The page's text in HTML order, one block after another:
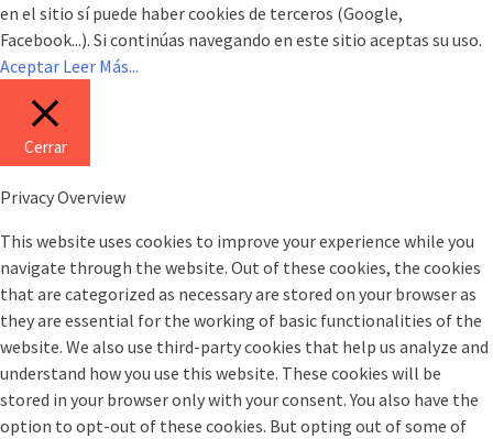
en el sitio sí puede haber cookies de terceros (Google,
Facebook...). Si continúas navegando en este sitio aceptas su uso.
Aceptar Leer Más...
Cerrar
Privacy Overview
This website uses cookies to improve your experience while you
navigate through the website. Out of these cookies, the cookies
that are categorized as necessary are stored on your browser as
they are essential for the working of basic functionalities of the
website. We also use third-party cookies that help us analyze and
understand how you use this website. These cookies will be
stored in your browser only with your consent. You also have the
option to opt-out of these cookies. But opting out of some of